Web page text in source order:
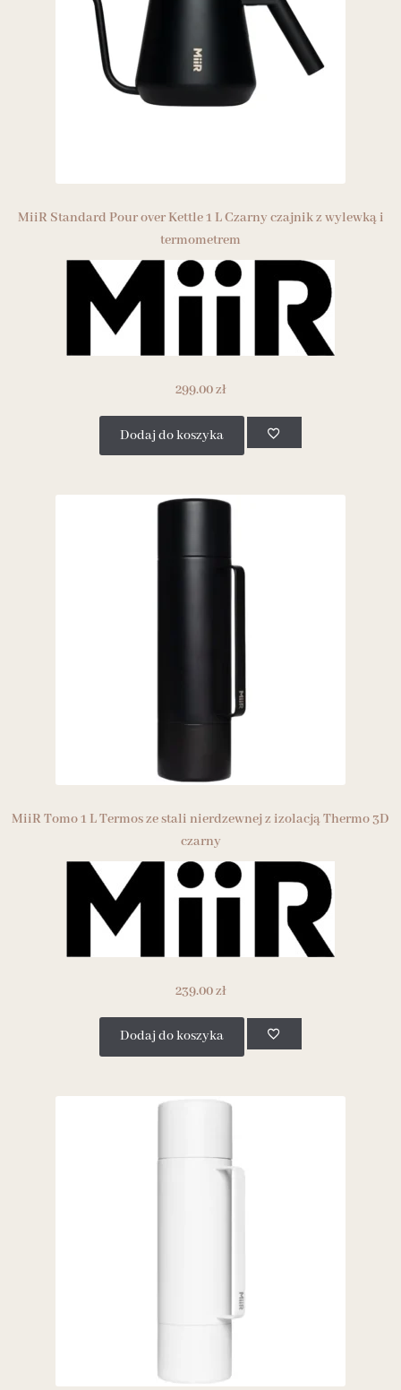
MiiR Standard Pour over Kettle 1 L Czarny czajnik z wylewką i
termometrem
299.00zł
Dodaj do koszyka
MiiR Tomo 1 L Termos ze stali nierdzewnej z izolacją Thermo 3D
czarny
239.00zł
Dodaj do koszyka